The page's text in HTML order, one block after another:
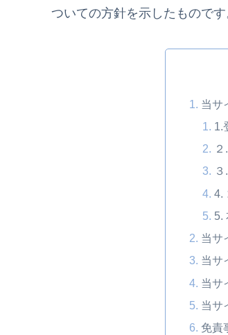
ついての方針を示したものです
当サ
1.
4.
5.
当サ
当サ
当サ
当サ
免責